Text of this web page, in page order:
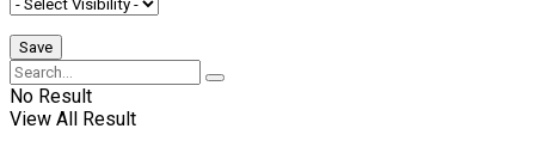
No Result
View All Result